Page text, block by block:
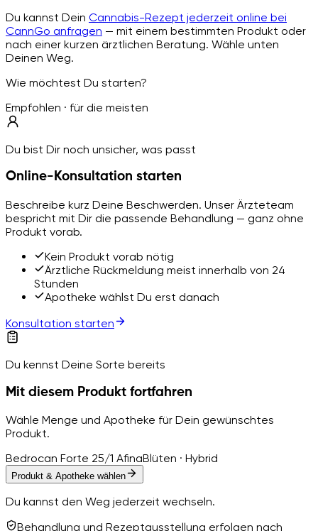
Du kannst Dein Cannabis-Rezept jederzeit online bei
CannGo anfragen — mit einem bestimmten Produkt oder
nach einer kurzen ärztlichen Beratung. Wähle unten
Deinen Weg.
Wie möchtest Du starten?
Empfohlen · für die meisten
Du bist Dir noch unsicher, was passt
Online-Konsultation starten
Beschreibe kurz Deine Beschwerden. Unser Ärzteteam
bespricht mit Dir die passende Behandlung — ganz ohne
Produkt vorab.
Kein Produkt vorab nötig
Ärztliche Rückmeldung meist innerhalb von 24
Stunden
Apotheke wählst Du erst danach
Konsultation starten
Du kennst Deine Sorte bereits
Mit diesem Produkt fortfahren
Wähle Menge und Apotheke für Dein gewünschtes
Produkt.
Bedrocan Forte 25/1 AfinaBlüten · Hybrid
Produkt & Apotheke wählen
Du kannst den Weg jederzeit wechseln.
Behandlung und Rezeptausstellung erfolgen nach